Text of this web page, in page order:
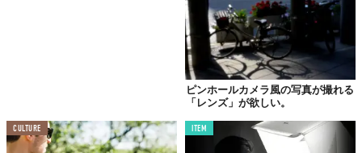
02.
バッテリー内蔵型ケース
ピンホールカメラ風の写真が撮れる
「レンズ」が欲しい。
CULTURE ITEM